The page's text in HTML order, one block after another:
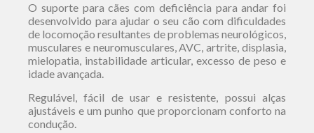
O suporte para cães com deficiência para andar foi
desenvolvido para ajudar o seu cão com dificuldades
de locomoção resultantes de problemas neurológicos,
musculares e neuromusculares, AVC, artrite, displasia,
mielopatia, instabilidade articular, excesso de peso e
idade avançada.
Regulável, fácil de usar e resistente, possui alças
ajustáveis e um punho que proporcionam conforto na
condução.